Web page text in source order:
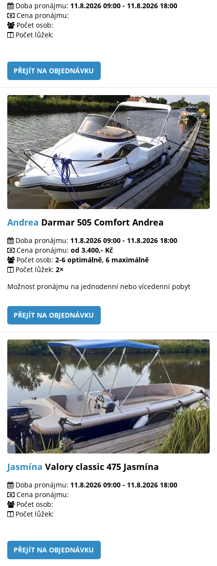
Doba pronájmu: 11.8.2026 09:00 - 11.8.2026 18:00
Cena pronájmu:
Počet osob:
Počet lůžek:
PŘEJÍT NA OBJEDNÁVKU
Andrea Darmar 505 Comfort Andrea
Doba pronájmu: 11.8.2026 09:00 - 11.8.2026 18:00
Cena pronájmu: od 3.400,- Kč
Počet osob: 2-6 optimálně, 6 maximálně
Počet lůžek: 2×
Možnost pronájmu na jednodenní nebo vícedenní pobyt
PŘEJÍT NA OBJEDNÁVKU
Jasmína Valory classic 475 Jasmína
Doba pronájmu: 11.8.2026 09:00 - 11.8.2026 18:00
Cena pronájmu:
Počet osob:
Počet lůžek:
PŘEJÍT NA OBJEDNÁVKU
mailem.
objednat
poukaz